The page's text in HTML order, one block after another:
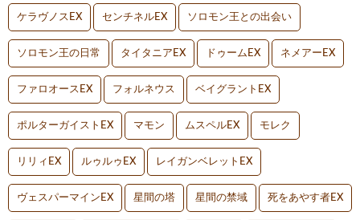
ケラヴノスEX センチネルEX ソロモン王との出会い
ソロモン王の日常 タイタニアEX ドゥームEX ネメアーEX
ファロオースEX フォルネウス ベイグラントEX
ポルターガイストEX マモン ムスペルEX モレク
リリィEX ルゥルゥEX レイガンベレットEX
ヴェスパーマインEX 星間の塔 星間の禁域 死をあやす者EX